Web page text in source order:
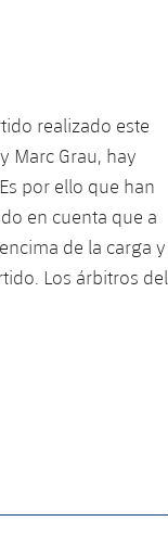
realizado este
Marc Grau, hay
por ello que han
en cuenta que a
de la carga y
Los árbitros del